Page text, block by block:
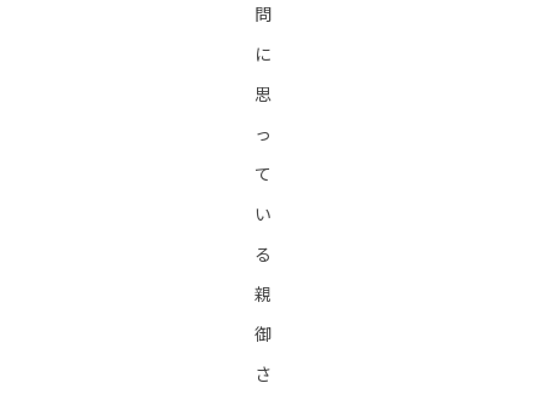
問
に
思
っ
て
い
る
親
御
さ